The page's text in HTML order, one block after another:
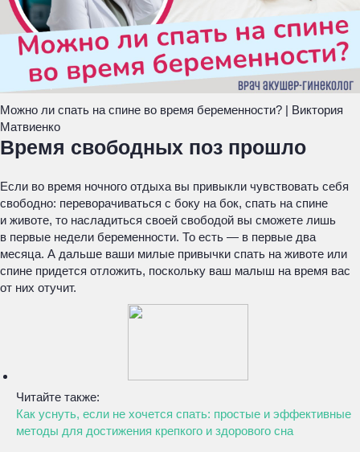
Можно ли спать на спине во время беременности? | Виктория
Матвиенко
Время свободных поз прошло
Если во время ночного отдыха вы привыкли чувствовать себя
свободно: переворачиваться с боку на бок, спать на спине
и животе, то насладиться своей свободой вы сможете лишь
в первые недели беременности. То есть — в первые два
месяца. А дальше ваши милые привычки спать на животе или
спине придется отложить, поскольку ваш малыш на время вас
от них отучит.
Читайте также:
Как уснуть, если не хочется спать: простые и эффективные
методы для достижения крепкого и здорового сна